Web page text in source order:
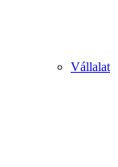
Vállalat